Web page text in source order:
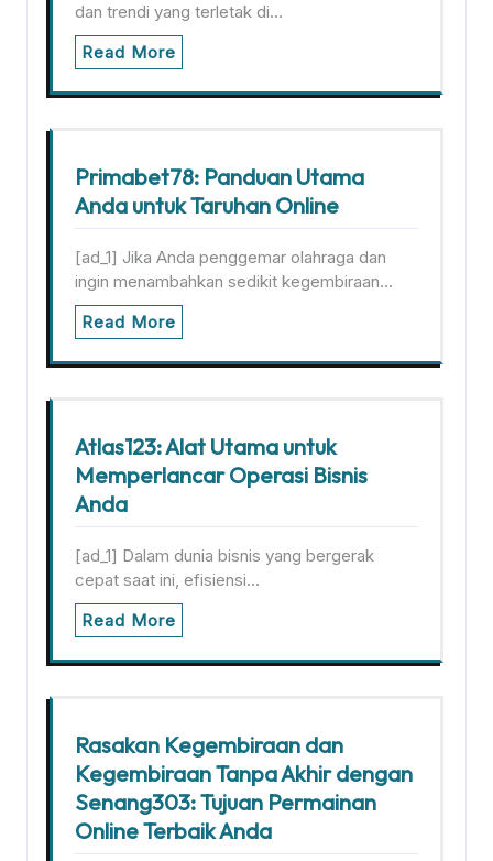
dan trendi yang terletak di…
Read More
Primabet78: Panduan Utama
Anda untuk Taruhan Online
[ad_1] Jika Anda penggemar olahraga dan
ingin menambahkan sedikit kegembiraan…
Read More
Atlas123: Alat Utama untuk
Memperlancar Operasi Bisnis
Anda
[ad_1] Dalam dunia bisnis yang bergerak
cepat saat ini, efisiensi…
Read More
Rasakan Kegembiraan dan
Kegembiraan Tanpa Akhir dengan
Senang303: Tujuan Permainan
Online Terbaik Anda